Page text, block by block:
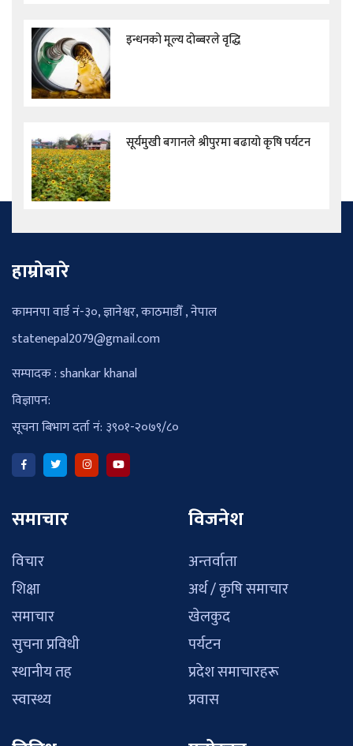
इन्धनको मूल्य दोब्बरले वृद्धि
सूर्यमुखी बगानले श्रीपुरमा बढायो कृषि पर्यटन
हाम्रोबारे
कामनपा वार्ड नं-३०, ज्ञानेश्वर, काठमाडौँ , नेपाल
statenepal2079@gmail.com
सम्पादक : shankar khanal
विज्ञापन:
सूचना बिभाग दर्ता नं: ३९०१-२०७९/८०
समाचार
विचार
शिक्षा
समाचार
सुचना प्रविधी
स्थानीय तह
स्वास्थ्य
विजनेश
अन्तर्वाता
अर्थ / कृषि समाचार
खेलकुद
पर्यटन
प्रदेश समाचारहरू
प्रवास